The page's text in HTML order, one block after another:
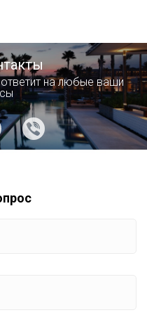
на любые ваши